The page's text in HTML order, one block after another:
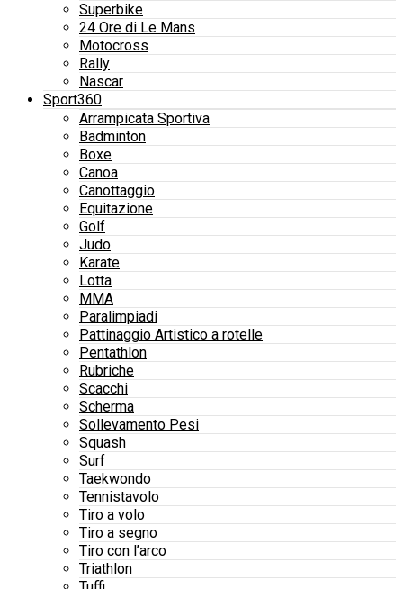
Superbike
24 Ore di Le Mans
Motocross
Rally
Nascar
Sport360
Arrampicata Sportiva
Badminton
Boxe
Canoa
Canottaggio
Equitazione
Golf
Judo
Karate
Lotta
MMA
Paralimpiadi
Pattinaggio Artistico a rotelle
Pentathlon
Rubriche
Scacchi
Scherma
Sollevamento Pesi
Squash
Surf
Taekwondo
Tennistavolo
Tiro a volo
Tiro a segno
Tiro con l’arco
Triathlon